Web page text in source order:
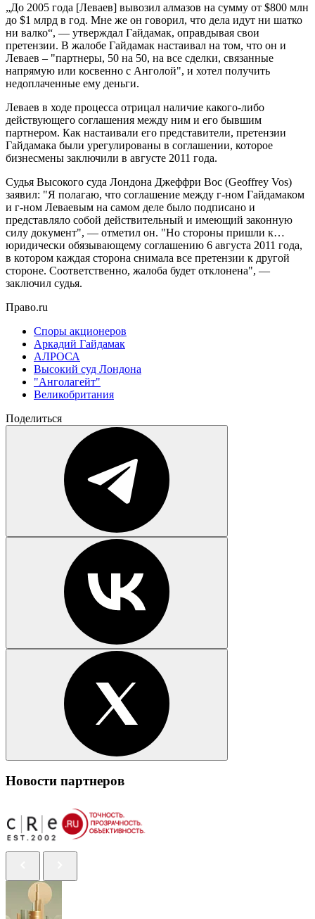
„До 2005 года [Леваев] вывозил алмазов на сумму от $800 млн
до $1 млрд в год. Мне же он говорил, что дела идут ни шатко
ни валко“, — утверждал Гайдамак, оправдывая свои
претензии. В жалобе Гайдамак настаивал на том, что он и
Леваев – "партнеры, 50 на 50, на все сделки, связанные
напрямую или косвенно с Анголой", и хотел получить
недоплаченные ему деньги.
Леваев в ходе процесса отрицал наличие какого-либо
действующего соглашения между ним и его бывшим
партнером. Как настаивали его представители, претензии
Гайдамака были урегулированы в соглашении, которое
бизнесмены заключили в августе 2011 года.
Судья Высокого суда Лондона Джеффри Вос (Geoffrey Vos)
заявил: "Я полагаю, что соглашение между г-ном Гайдамаком
и г-ном Леваевым на самом деле было подписано и
представляло собой действительный и имеющий законную
силу документ", — отметил он. "Но стороны пришли к…
юридически обязывающему соглашению 6 августа 2011 года,
в котором каждая сторона снимала все претензии к другой
стороне. Соответственно, жалоба будет отклонена", —
заключил судья.
Право.ru
Споры акционеров
Аркадий Гайдамак
АЛРОСА
Высокий суд Лондона
"Анголагейт"
Великобритания
Поделиться
Новости партнеров